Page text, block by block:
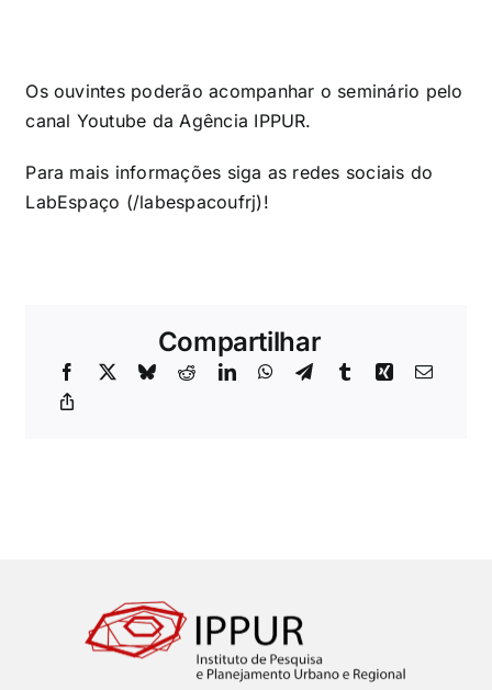
Os ouvintes poderão acompanhar o seminário pelo
canal Youtube da Agência IPPUR.
Para mais informações siga as redes sociais do
LabEspaço (/labespacoufrj)!
Compartilhar